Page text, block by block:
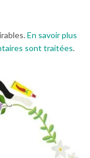
En savoir plus
sont traitées.